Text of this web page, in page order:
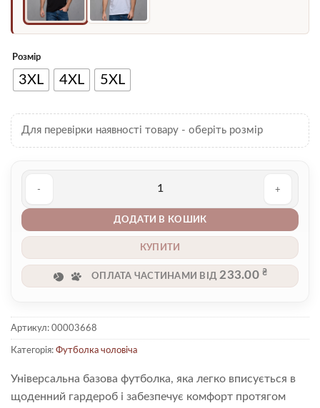
Розмір
3XL 4XL 5XL
Для перевірки наявності товару - оберіть розмір
ДОДАТИ В КОШИК
КУПИТИ
ОПЛАТА ЧАСТИНАМИ ВІД 233.00₴
Артикул: 00003668
Категорія: Футболка чоловіча
Універсальна базова футболка, яка легко вписується в
щоденний гардероб і забезпечує комфорт протягом